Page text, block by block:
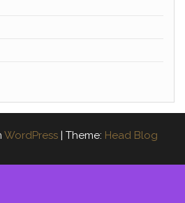
WordPress Theme: Head Blog